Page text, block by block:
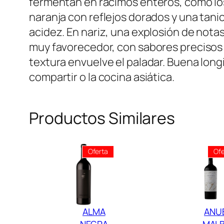
naranja con reflejos dorados y una
acidez. En nariz, una explosión de
muy favorecedor, con sabores
textura envuelve el paladar. Buena
compartir o la cocina asiática.
Productos Similares
Oferta
En
ALMA